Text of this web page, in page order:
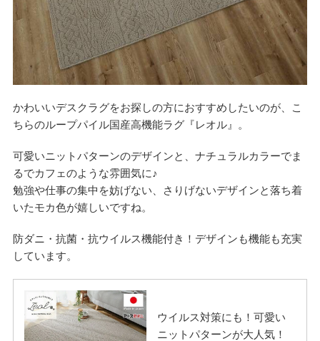
かわいいデスクラグをお探しの方におすすめしたいのが、こ
ちらのループパイル国産高機能ラグ『レオル』。
可愛いニットパターンのデザインと、ナチュラルカラーでま
るでカフェのような雰囲気に♪
勉強や仕事の集中を妨げない、さりげないデザインと落ち着
いたモカ色が嬉しいですね。
防ダニ・抗菌・抗ウイルス機能付き！デザインも機能も充実
しています。
ウイルス対策にも！可愛い
ニットパターンが大人気！